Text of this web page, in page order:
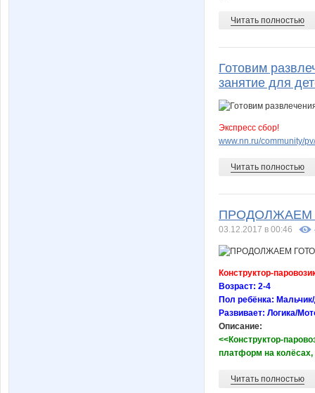
Читать полностью
Готовим
занятие для
Экспресс сбор!
www.nn.ru/community/
Читать полностью
ПРОДОЛЖАЕМ
03.12.2017 в 00:46
Конструктор-
Возраст: 2-4
Пол ребёнка:
Развивает: Логика/
Описание:
<<Конструктор-
платформ на
Читать полностью